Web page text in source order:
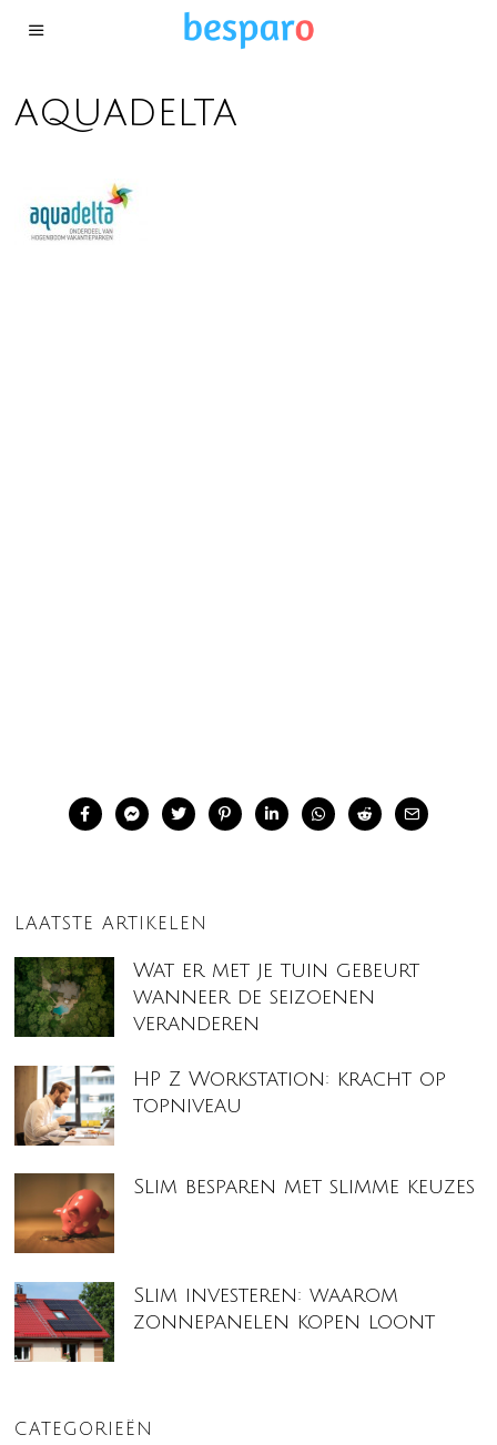
aquadelta
LAATSTE ARTIKELEN
Wat er met je tuin gebeurt
wanneer de seizoenen
veranderen
HP Z Workstation: kracht op
topniveau
Slim besparen met slimme keuzes
Slim investeren: waarom
zonnepanelen kopen loont
CATEGORIEËN